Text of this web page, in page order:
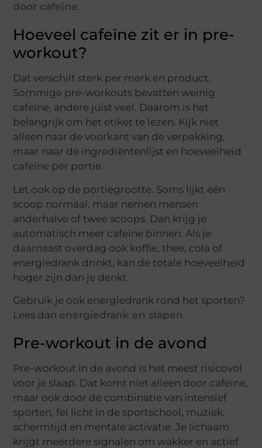
door cafeïne.
Hoeveel cafeïne zit er in pre-
workout?
Dat verschilt sterk per merk en product.
Sommige pre-workouts bevatten weinig
cafeïne, andere juist veel. Daarom is het
belangrijk om het etiket te lezen. Kijk niet
alleen naar de voorkant van de verpakking,
maar naar de ingrediëntenlijst en hoeveelheid
cafeïne per portie.
Let ook op de portiegrootte. Soms lijkt één
scoop normaal, maar nemen mensen
anderhalve of twee scoops. Dan krijg je
automatisch meer cafeïne binnen. Als je
daarnaast overdag ook koffie, thee, cola of
energiedrank drinkt, kan de totale hoeveelheid
hoger zijn dan je denkt.
Gebruik je ook energiedrank rond het sporten?
Lees dan energiedrank en slapen.
Pre-workout in de avond
Pre-workout in de avond is het meest risicovol
voor je slaap. Dat komt niet alleen door cafeïne,
maar ook door de combinatie van intensief
sporten, fel licht in de sportschool, muziek,
schermtijd en mentale activatie. Je lichaam
krijgt meerdere signalen om wakker en actief